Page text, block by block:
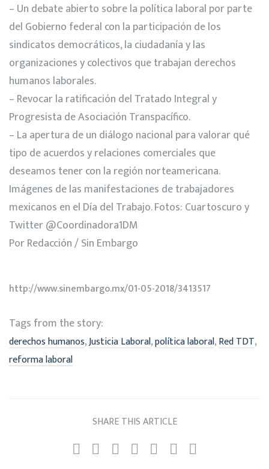
– Un debate abierto sobre la política laboral por parte
del Gobierno federal con la participación de los
sindicatos democráticos, la ciudadanía y las
organizaciones y colectivos que trabajan derechos
humanos laborales.
– Revocar la ratificación del Tratado Integral y
Progresista de Asociación Transpacífico.
– La apertura de un diálogo nacional para valorar qué
tipo de acuerdos y relaciones comerciales que
deseamos tener con la región norteamericana.
Imágenes de las manifestaciones de trabajadores
mexicanos en el Día del Trabajo. Fotos: Cuartoscuro y
Twitter @Coordinadora1DM
Por Redacción / Sin Embargo
http://www.sinembargo.mx/01-05-2018/3413517
Tags from the story:
derechos humanos,Justicia Laboral,política laboral,Red TDT,
reforma laboral
SHARE THIS ARTICLE